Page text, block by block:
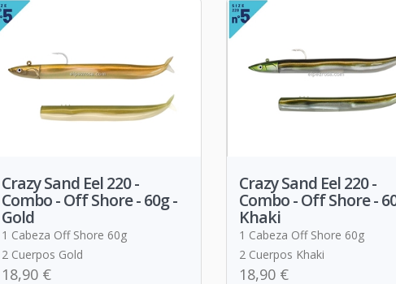
Crazy Sand Eel 220 -
Combo - Off Shore - 60g -
Gold
1 Cabeza Off Shore 60g
2 Cuerpos Gold
18,90 €
Crazy Sand Eel 220 -
Combo - Off Shore -
Khaki
1 Cabeza Off Shore 60g
2 Cuerpos Khaki
18,90 €